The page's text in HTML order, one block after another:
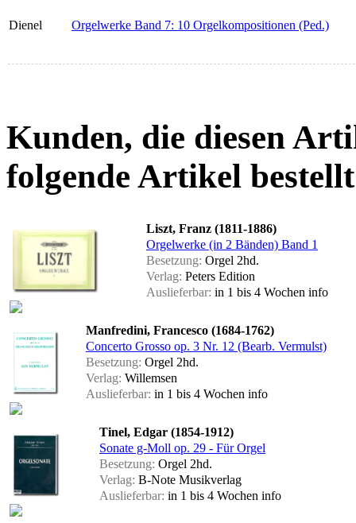
Dienel Orgelwerke Band 7: 10 Orgelkompositionen (Ped.)
Kunden, die diesen
folgende Artikel
Liszt, Franz (1811-1886)
Orgelwerke (in 2 Bänden) Band 1
Besetzung: Orgel 2hd.
Verlag: Peters Edition
Auslieferbar: in 1 bis 4 Wochen info
Manfredini, Francesco (1684-1762)
Concerto Grosso op. 3 Nr. 12 (Bearb. Vermulst)
Besetzung: Orgel 2hd.
Verlag: Willemsen
Auslieferbar: in 1 bis 4 Wochen info
Tinel, Edgar (1854-1912)
Sonate g-Moll op. 29 - Für Orgel
Besetzung: Orgel 2hd.
Verlag: B-Note Musikverlag
Auslieferbar: in 1 bis 4 Wochen info